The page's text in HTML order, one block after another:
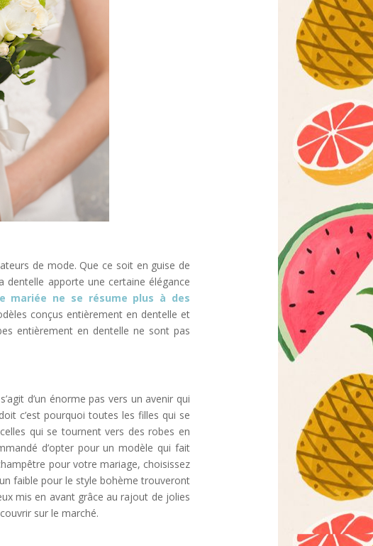
de mode. Que ce soit en guise de
apporte une certaine élégance
mariée ne se résume plus à des
conçus entièrement en dentelle et
entièrement en dentelle ne sont pas
d’un énorme pas vers un avenir qui
c’est pourquoi toutes les filles qui se
qui se tournent vers des robes en
d’opter pour un modèle qui fait
pour votre mariage, choisissez
faible pour le style bohème trouveront
mis en avant grâce au rajout de jolies
sur le marché.